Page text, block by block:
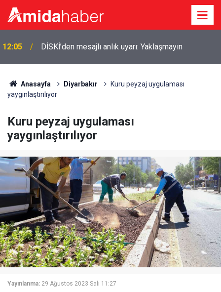
11:38 MGK öncesi Erdoğan ve Bahçeli görüşüyor
Anasayfa Diyarbakır
Kuru peyzaj uygulaması
yaygınlaştırılıyor
Kuru peyzaj uygulaması
yaygınlaştırılıyor
Yayınlanma: 29 Ağustos 2023 Salı 11:27